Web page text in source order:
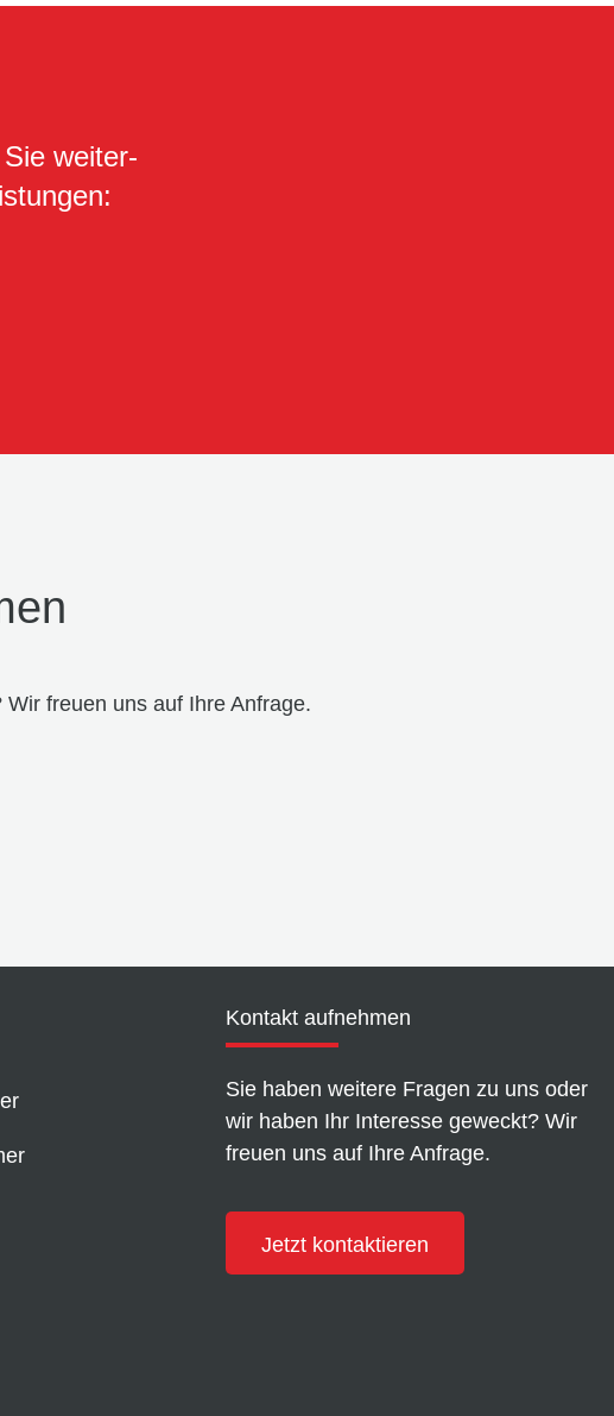
Sie weiter­
freuen uns auf Ihre Anfrage.
Kontakt aufnehmen
Sie haben weitere Fragen zu uns oder
wir haben Ihr Interesse geweckt? Wir
freuen uns auf Ihre Anfrage.
Jetzt kontaktieren